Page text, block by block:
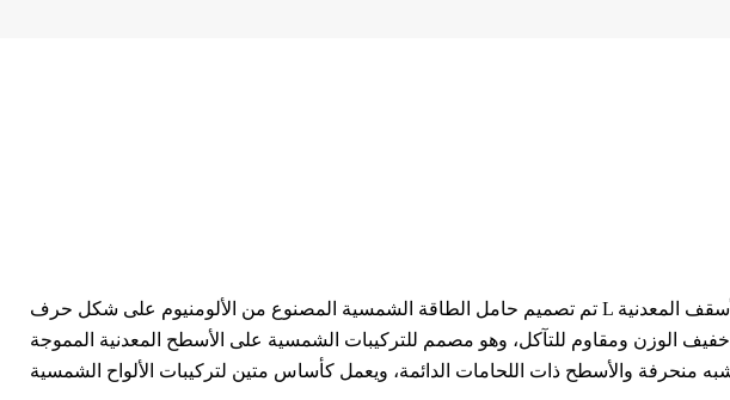
تم تصميم حامل الطاقة الشمسية المصنوع من الألومنيوم على شكل حرف L للأسقف المعدنية
خفيف الوزن ومقاوم للتآكل، وهو مصمم للتركيبات الشمسية على الأسطح المعدنية المموجة